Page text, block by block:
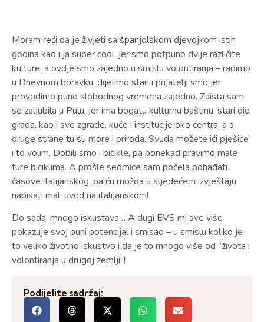
Moram reći da je živjeti sa španjolskom djevojkom istih
godina kao i ja super cool, jer smo potpuno dvije različite
kulture, a ovdje smo zajedno u smislu volontiranja – radimo
u Dnevnom boravku, dijelimo stan i prijatelji smo jer
provodimo puno slobodnog vremena zajedno. Zaista sam
se zaljubila u Pulu, jer ima bogatu kulturnu baštinu, stari dio
grada, kao i sve zgrade, kuće i institucije oko centra, a s
druge strane tu su more i priroda. Svuda možete ići pješice
i to volim. Dobili smo i bicikle, pa ponekad pravimo male
ture biciklima. A prošle sedmice sam počela pohađati
časove italijanskog, pa ću možda u sljedećem izvještaju
napisati mali uvod na italijanskom!
Do sada, mnogo iskustava… A dugi EVS mi sve više
pokazuje svoj puni potencijal i smisao – u smislu koliko je
to veliko životno iskustvo i da je to mnogo više od “života i
volontiranja u drugoj zemlji”!
Podijelite sadržaj: